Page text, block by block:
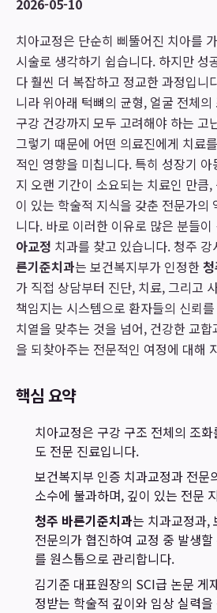
2026-05-10
치아교정은 단순히 삐뚤어진 치아를
시술로 생각하기 쉽습니다. 하지만 성
다 훨씬 더 복잡하고 정교한 과정입니
니라 위아래 턱뼈의 균형, 얼굴 전체
구강 건강까지 모두 고려해야 하는 고
그렇기 때문에 어떤 의료진에게 치료
적인 영향을 미칩니다. 특히 성장기
지 오랜 기간이 소요되는 치료인 만큼
이 있는 학술적 지식을 갖춘 전문가의
니다. 바로 이러한 이유로 많은 분들이
아교정 치과를 찾고 있습니다. 청주
른기준치과는 보건복지부가 인정한
가 직접 상담부터 진단, 치료, 그리고
책임지는 시스템으로 환자들의 신뢰
치열을 맞추는 것을 넘어, 건강한 교
을 되찾아주는 전문적인 여정에 대해
핵심 요약
치아교정은 구강 구조 전체의 조
도 전문 진료입니다.
보건복지부 인증 치과교정과 전문
소수에 불과하며, 깊이 있는 전문
청주 바른기준치과는 치과교정과,
전문의가 협진하여 교정 중 발생
를 원스톱으로 관리합니다.
김기준 대표원장의 SCI급 논문 게
정받는 학술적 깊이와 임상 실력